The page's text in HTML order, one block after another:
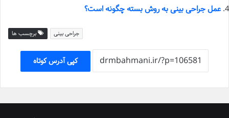
عمل جراحی بینی به روش بسته چگونه است؟
برچسب ها جراحی بینی
کپی آدرس کوتاه